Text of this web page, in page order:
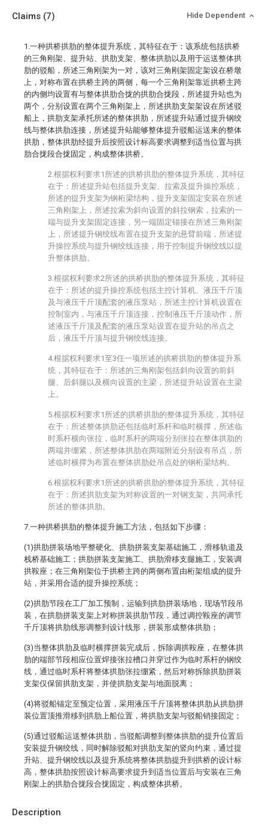
Description
Claims (7) Hide Dependent
1.一种拱桥拱肋的整体提升系统，其特征在于：该系统包括拱桥
的三角刚架、提升站、拱肋支架、整体拱肋以及用于运送整体拱
肋的驳船，所述三角刚架为一对，该对三角刚架固定架设在桥墩
上，对称布置在拱桥主跨的两侧，每一个三角刚架靠近拱桥主跨
的内侧均设置有与整体拱肋合拢的拱肋合拢段，所述提升站也为
两个，分别设置在两个三角刚架上，所述拱肋支架架设在所述驳
船上，拱肋支架承托所述的整体拱肋，所述提升站通过提升钢绞
线与整体拱肋连接，所述提升站能够整体提升驳船运送来的整体
拱肋，整体拱肋经提升后按照设计标高要求调整到适当位置与拱
肋合拢段合拢固定，构成整体拱桥。
2.根据权利要求1所述的拱桥拱肋的整体提升系统，其特征
在于：所述提升站包括提升支架、拉索及提升操控系统，
所述的提升支架为钢桁梁结构，提升支架固定安装在所述
三角刚架上，所述拉索为斜向设置的斜拉钢索，拉索的一
端与提升支架固定连接，另一端固定锚接在所述三角刚架
上，所述提升钢绞线布置在提升支架的悬臂前端，所述提
升操控系统与提升钢绞线连接，用于控制提升钢绞线以提
升整体拱肋。
3.根据权利要求2所述的拱桥拱肋的整体提升系统，其特征
在于：所述的提升操控系统包括主控计算机、液压千斤顶
及与液压千斤顶配套的液压泵站，所述主控计算机设置在
控制室内，与液压千斤顶连接，控制液压千斤顶动作，所
述液压千斤顶及配套的液压泵站设置在提升站的吊点之
后，液压千斤顶与提升钢绞线连接。
4.根据权利要求1至3任一项所述的拱桥拱肋的整体提升系
统，其特征在于：所述的三角刚架包括斜向设置的前斜
腿、后斜腿以及横向设置的主梁，所述提升站设置在主梁
上。
5.根据权利要求1所述的拱桥拱肋的整体提升系统，其特征
在于：所述整体拱肋还包括临时系杆和临时横撑，所述临
时系杆横向张拉，临时系杆的两端分别张拉在整体拱肋的
两端并绷紧，所述整体拱肋在两端附近分别设有吊点，所
述临时横撑为布置在整体拱肋处吊点处的钢桁梁结构。
6.根据权利要求1所述的拱桥拱肋的整体提升系统，其特征
在于：所述拱肋支架为对称设置的一对钢支架，共同承托
所述的整体拱肋。
7.一种拱桥拱肋的整体提升施工方法，包括如下步骤：
(1)拱肋拼装场地平整硬化、拱肋拼装支架基础施工，滑移轨道及
栈桥基础施工；拱肋拼装支架施工、拱肋滑移支腿施工，安装调
拱鞍座；在三角刚架位于拱桥主跨的两侧布置由桁架组成的提升
站，并采用合适的提升操控系统；
(2)拱肋节段在工厂加工预制，运输到拱肋拼装场地，现场节段吊
装，在拱肋拼装支架上对称拼装拱肋节段，通过调控鞍座的调节
千斤顶将拱肋线形调整到设计线形，拼装形成整体拱肋；
(3)当整体拱肋及临时横撑拼装完成后，拆除调拱鞍座，在整体拱
肋的端部节段相应位置焊接张拉槽口并穿过作为临时系杆的钢绞
线，通过临时系杆将整体拱肋张拉绷紧，然后对称拆除拱肋拼装
支架仅保留拱肋支架，并使拱肋支架与地面脱离；
(4)将驳船锚定至预定位置，采用液压千斤顶将整体拱肋从拱肋拼
装位置顶推滑移到拱肋上船位置，将拱肋支架与驳船销接固定；
(5)通过驳船运送整体拱肋，当驳船调整到整体拱肋的提升位置后
安装提升钢绞线，同时解除驳船对拱肋支架的竖向约束，通过提
升站、提升钢绞线以及提升系统将整体拱肋提升到拱桥的设计标
高，整体拱肋按照设计标高要求提升到适当位置后与安装在三角
刚架上的拱肋合拢段合拢固定，构成整体拱桥。